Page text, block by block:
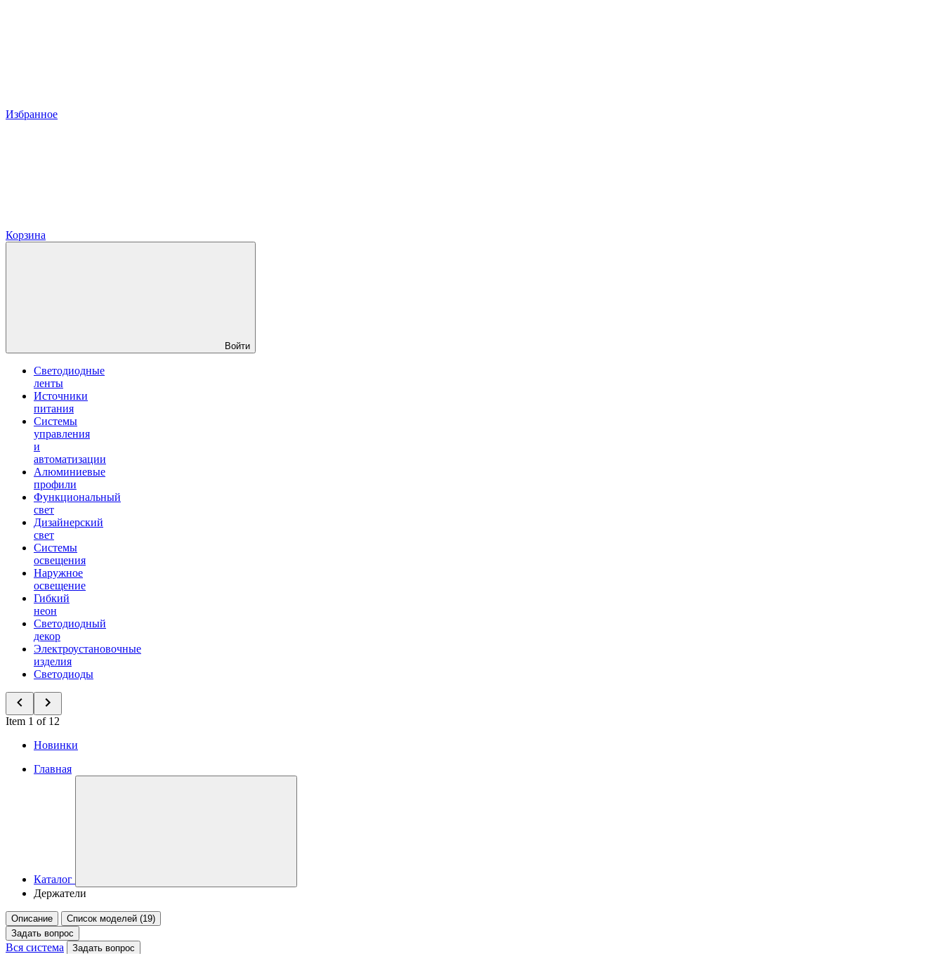
Избранное
Корзина
Войти
Светодиодные
ленты
Источники
питания
Системы
управления
и
автоматизации
Алюминиевые
профили
Функциональный
свет
Дизайнерский
свет
Системы
освещения
Наружное
освещение
Гибкий
неон
Светодиодный
декор
Электроустановочные
изделия
Светодиоды
Item 1 of 12
Новинки
Главная
Каталог
Держатели
Описание
Список моделей (19)
Задать вопрос
Вся система Задать вопрос